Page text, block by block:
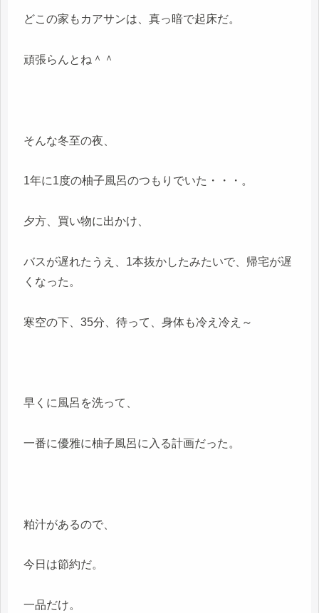
どこの家もカアサンは、真っ暗で起床だ。
頑張らんとね＾＾
そんな冬至の夜、
1年に1度の柚子風呂のつもりでいた・・・。
夕方、買い物に出かけ、
バスが遅れたうえ、1本抜かしたみたいで、帰宅が遅
くなった。
寒空の下、35分、待って、身体も冷え冷え～
早くに風呂を洗って、
一番に優雅に柚子風呂に入る計画だった。
粕汁があるので、
今日は節約だ。
一品だけ。